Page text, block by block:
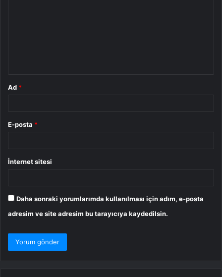
Ad *
E-posta *
İnternet sitesi
Daha sonraki yorumlarımda kullanılması için adım, e-posta
adresim ve site adresim bu tarayıcıya kaydedilsin.